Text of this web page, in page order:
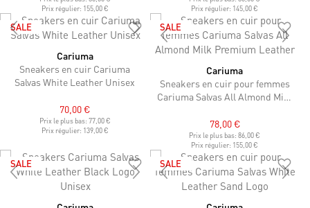
Prix régulier: 155,00 €
Prix régulier: 145,00 €
SALE
Cariuma
Sneakers en cuir Cariuma
Salvas White Leather Unisex
70,00 €
Prix le plus bas: 77,00 €
Prix régulier: 139,00 €
SALE
Cariuma
Sneakers en cuir pour femmes
Cariuma Salvas All Almond Milk
78,00 €
Prix le plus bas:86,00 €
Prix régulier: 155,00 €
SALE SALE